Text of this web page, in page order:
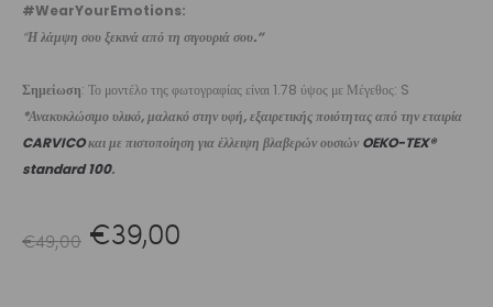
#WearYourEmotions:
“Η λάμψη σου ξεκινά από τη σιγουριά σου.”
Σημείωση: Το μοντέλο της φωτογραφίας είναι 1.78 ύψος με Μέγεθος: S
*Ανακυκλώσιμο υλικό, μαλακό στην υφή, εξαιρετικής ποιότητας από την εταιρία
CARVICOκαι με πιστοποίηση για έλλειψη βλαβερών ουσιών OEKO-TEX®
standard 100.
€49,00 Original
€39,00